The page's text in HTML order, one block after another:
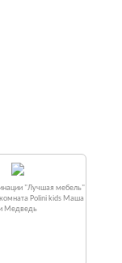
"Лучшая мебель"
Polini kids Маша
Медведь